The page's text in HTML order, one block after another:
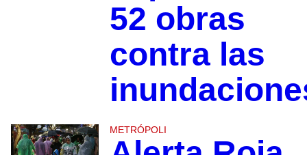
52 obras
contra las
METRÓPOLI